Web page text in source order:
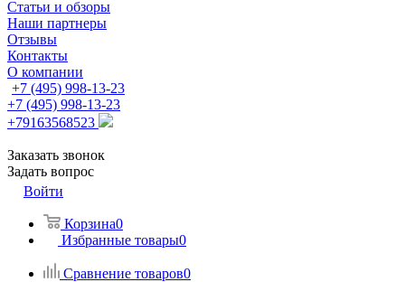
Статьи и обзоры
Наши партнеры
Отзывы
Контакты
О компании
+7 (495) 998-13-23
+7 (495) 998-13-23
+79163568523
Заказать звонок
Задать вопрос
Войти
Корзина0
Избранные товары0
Сравнение товаров0